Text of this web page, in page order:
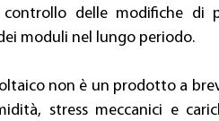
controllo delle modifiche
moduli nel lungo periodo.
non è un prodotto a
stress meccanici e